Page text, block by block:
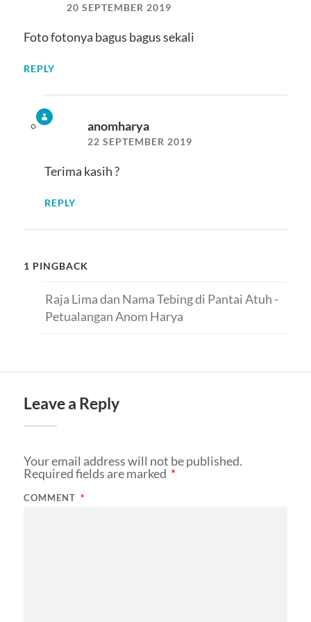
20 SEPTEMBER 2019
Foto fotonya bagus bagus sekali
REPLY
anomharya
22 SEPTEMBER 2019
Terima kasih ?
REPLY
1 PINGBACK
Raja Lima dan Nama Tebing di Pantai Atuh -
Petualangan Anom Harya
Leave a Reply
Your email address will not be published.
Required fields are marked *
COMMENT *